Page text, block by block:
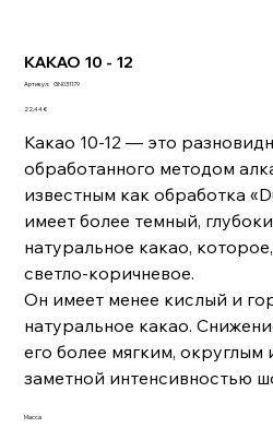
КАКАО 10 - 12
Артикул:
Артикул:
GN031179
Цена
22,44 €
Какао 10-12 — это
обработанного методом
известным как обработка
имеет более темный,
натуральное какао,
светло-коричневое.
Он имеет менее кислый и
натуральное какао.
его более мягким, округлым
заметной интенсивностью
Масса